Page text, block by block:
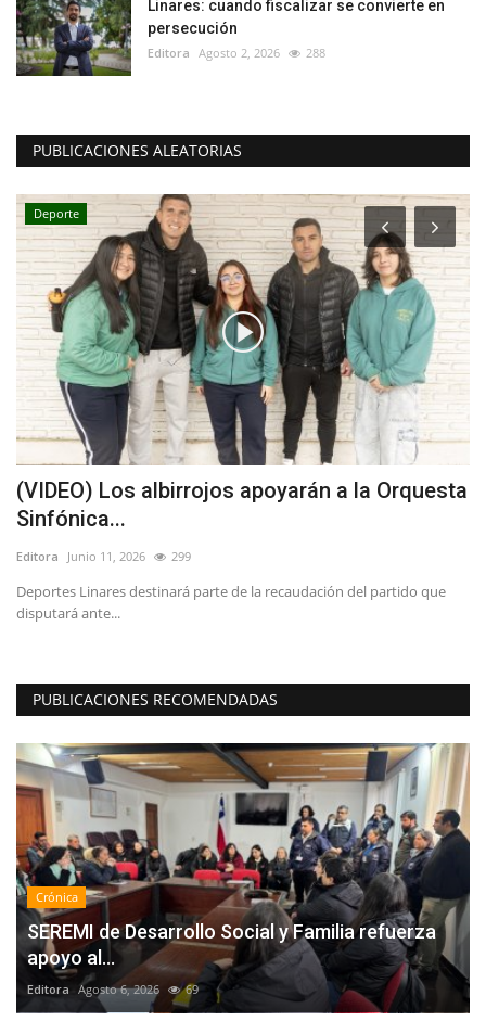
Linares: cuando fiscalizar se convierte en
persecución
Editora Agosto 2, 2026 288
PUBLICACIONES ALEATORIAS
Deporte
(VIDEO) Los albirrojos apoyarán a la Orquesta
Sinfónica...
Editora Junio 11, 2026 299
Deportes Linares destinará parte de la recaudación del partido que
disputará ante...
PUBLICACIONES RECOMENDADAS
Crónica
SEREMI de Desarrollo Social y Familia refuerza
apoyo al...
Editora Agosto 6, 2026 69